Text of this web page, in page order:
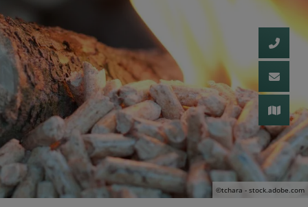
©tchara - stock.adobe.com
schließen
schließen
schließen
und schließen